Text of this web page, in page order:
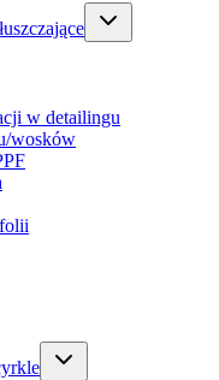
w detailingu
wosków